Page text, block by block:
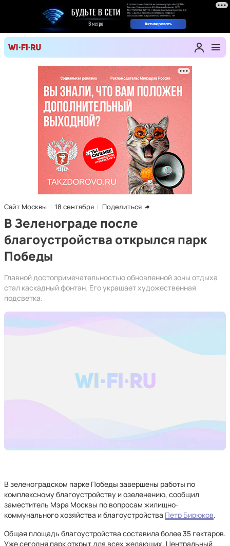
Сайт Москвы 18 сентября Поделиться
В Зеленограде после
благоустройства открылся парк
Победы
Главной достопримечательностью обновленной зоны отдыха
стал каскадный фонтан. Его украшает художественная
подсветка.
В зеленоградском парке Победы завершены работы по
комплексному благоустройству и озеленению, сообщил
заместитель Мэра Москвы по вопросам жилищно-
коммунального хозяйства и благоустройства Петр Бирюков.
Общая площадь благоустройства составила более 35 гектаров.
Уже сегодня парк открыт для всех желающих. Центральный